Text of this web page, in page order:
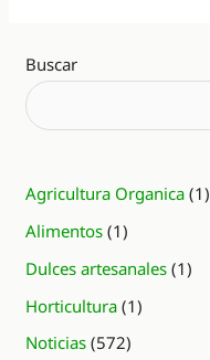
Buscar
Agricultura Organica (1)
Alimentos (1)
Dulces artesanales (1)
Horticultura (1)
Noticias (572)